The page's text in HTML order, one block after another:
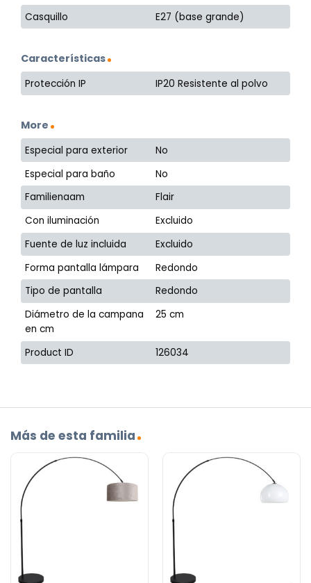
Casquillo E27 (base grande)
Características
Protección IP IP20 Resistente al polvo
More
Especial para exterior
No
Especial para baño
No
Familienaam
Flair
Con iluminación
Excluido
Fuente de luz incluida
Excluido
Forma pantalla lámpara
Redondo
Tipo de pantalla
Redondo
Diámetro de la campana
en cm
25 cm
Product ID 126034
Más de esta familia